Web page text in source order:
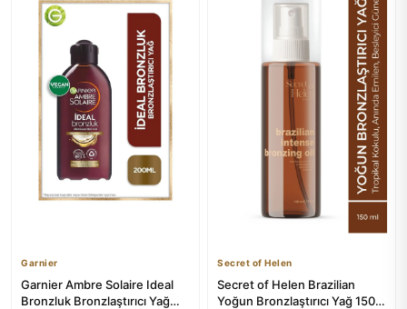
Garnier
Garnier Ambre Solaire Ideal
Bronzluk Bronzlaştırıcı Yağ
Secret of Helen
Secret of Helen Brazilian
Yoğun Bronzlaştırıcı Yağ 150